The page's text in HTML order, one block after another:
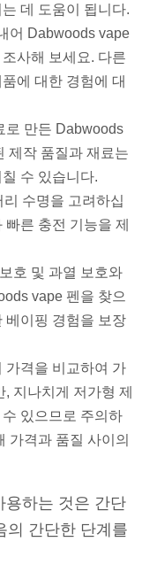
데 도움이 됩니다.
어 Dabwoods vape
사해 보세요. 다른
에 대한 경험에 대
로 만든 Dabwoods
제작 품질과 재료는
수 있습니다.
수명을 고려하십
른 충전 기능을 제
호 및 과열 보호와
vape 펜을 찾으
베이핑 경험을 보장
가격을 비교하여 가
지나치게 저가형 제
있으므로 주의하
가격과 품질 사이의
용하는 것은 간단
의 간단한 단계를